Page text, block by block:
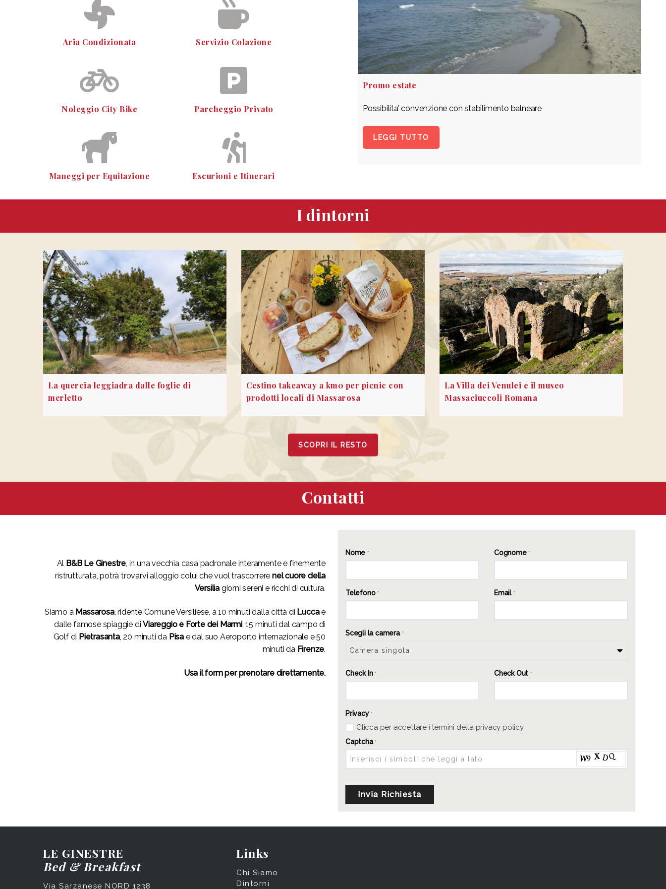
Aria Condizionata Servizio Colazione
Noleggio City Bike Parcheggio Privato
Maneggi per Equitazione Escurioni e Itinerari
Promo estate
Possibilita’ convenzione con stabilimento balneare
LEGGI TUTTO
I dintorni
La quercia leggiadra dalle foglie di
merletto
Cestino takeaway a km0 per picnic con
prodotti locali di Massarosa
La Villa dei Venulei e il museo
Massaciuccoli Romana
SCOPRI IL RESTO
Contatti
Al B&B Le Ginestre, in una vecchia casa padronale interamente e finemente
ristrutturata, potrà trovarvi alloggio colui che vuol trascorrere nel cuore della
Versilia giorni sereni e ricchi di cultura.
Siamo a Massarosa, ridente Comune Versiliese, a 10 minuti dalla città di Luccae
dalle famose spiaggie diViareggio e Forte dei Marmi, 15 minuti dal campo di
Golf di Pietrasanta, 20 minuti da Pisae dal suo Aeroporto internazionale e 50
minuti da Firenze.
Usa il form per prenotare direttamente.
Nome * Cognome *
Telefono * Email *
Scegli la camera *
Check In * Check Out *
Privacy *
Clicca per accettare i termini della privacy policy
Captcha *
Invia Richiesta
LE GINESTRE
Bed & Breakfast
Via Sarzanese NORD 1238
Links
Chi Siamo
Dintorni